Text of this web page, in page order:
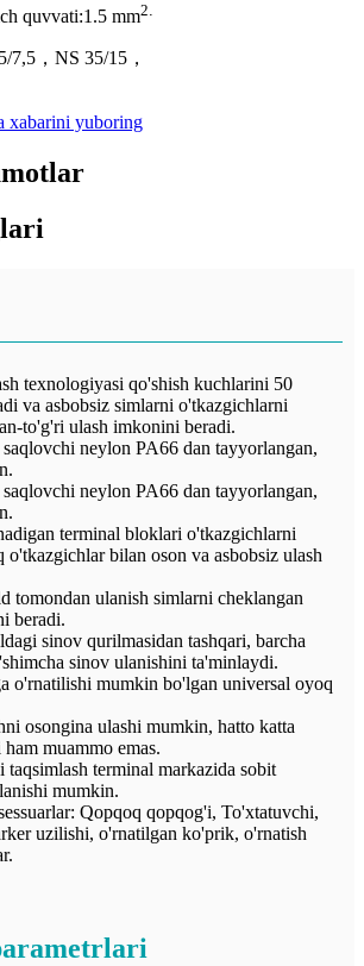
quvvati:1 .5 mm2.
7,5，NS 35/15 ，
xabarini yuboring
texnologiyasi qo'shish kuchlarini 50
va asbobsiz simlarni o'tkazgichlarni
to'g'ri ulash imkonini beradi.
neylon PA66 dan tayyorlangan,
neylon PA66 dan tayyorlangan,
terminal bloklari o'tkazgichlarni
bilan oson va asbobsiz ulash
tomondan ulanish simlarni cheklangan
beradi.
sinov qurilmasidan tashqari, barcha
sinov ulanishini ta'minlaydi.
o'rnatilishi mumkin bo'lgan universal oyoq
osongina ulashi mumkin, hatto katta
muammo emas.
terminal markazida sobit
mumkin.
Qopqoq qopqog'i, To'xtatuvchi,
uzilishi, o'rnatilgan ko'prik, o'rnatish